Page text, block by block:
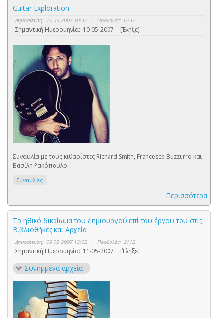
Guitar Exploration
Δημοσίευση: 10-05-2007 10:32 | Προβολές: 6232
Σημαντική Ημερομηνία: 10-05-2007 [Έληξε]
Συναυλία με τους κιθαρίστες Richard Smith, Francesco Buzzurro και
Βασίλη Ρακόπουλο
Συναυλίες
Περισσότερα
Το ηθικό δικαίωμα του δημιουργού επί του έργου του στις
Βιβλιοθήκες και Αρχεία
Δημοσίευση: 09-05-2007 13:02 | Προβολές: 2112
Σημαντική Ημερομηνία: 11-05-2007 [Έληξε]
Συνημμένα αρχεία